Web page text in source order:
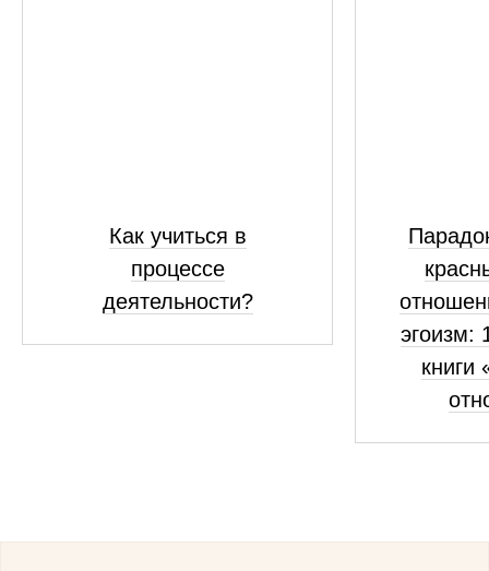
Как учиться в
процессе
деятельности?
эгоизм:
книги